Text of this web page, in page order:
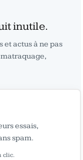
inutile.
et actus à ne pas
essais,
spam.
clic.